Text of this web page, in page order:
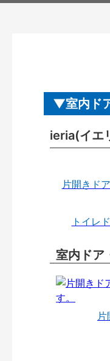
室内ド
ieria(イエ
片開きド
トイレ
室内ドア
片